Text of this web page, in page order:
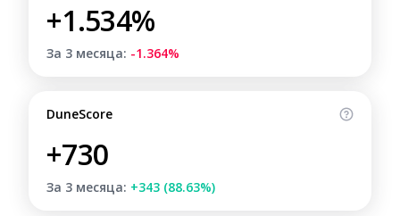
+1.534%
За 3 месяца: -1.364%
DuneScore
+730
За 3 месяца: +343 (88.63%)